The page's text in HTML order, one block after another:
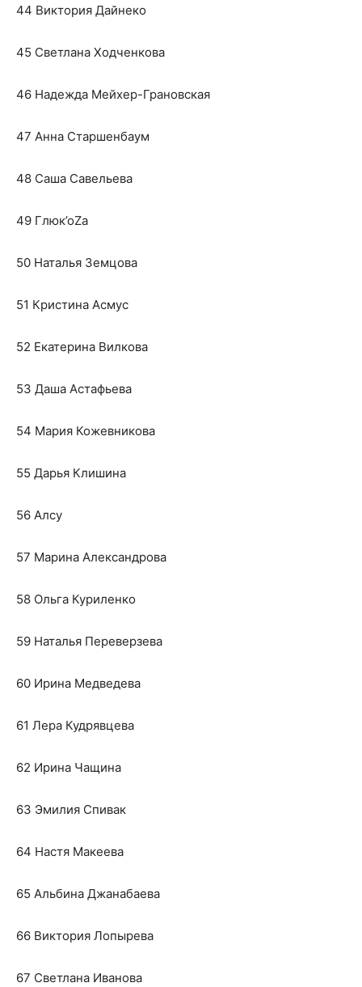
44 Виктория Дайнеко
45 Светлана Ходченкова
46 Надежда Мейхер-Грановская
47 Анна Старшенбаум
48 Саша Савельева
49 Глюк’оZа
50 Наталья Земцова
51 Кристина Асмус
52 Екатерина Вилкова
53 Даша Астафьева
54 Мария Кожевникова
55 Дарья Клишина
56 Алсу
57 Марина Александрова
58 Ольга Куриленко
59 Наталья Переверзева
60 Ирина Медведева
61 Лера Кудрявцева
62 Ирина Чащина
63 Эмилия Спивак
64 Настя Макеева
65 Альбина Джанабаева
66 Виктория Лопырева
67 Светлана Иванова